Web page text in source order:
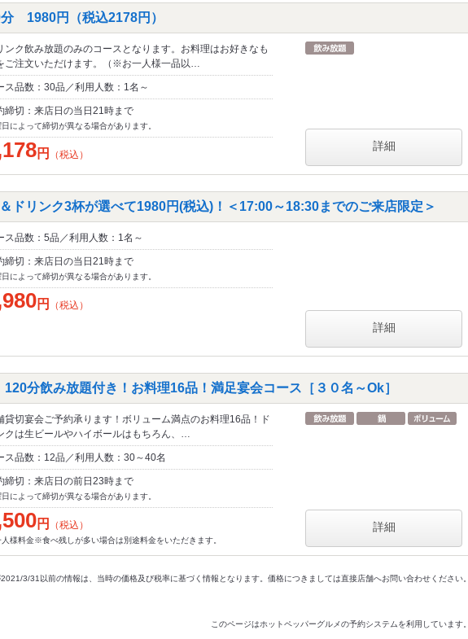
1980円（税込2178円）
ンク飲み放題のみのコースとなります。お料理はお好きなも
ご注文いただけます。（※お一人様一品以…
ス品数：30品／利用人数：1名～
締切：来店日の当日21時まで
によって締切が異なる場合があります。
円 （税込）
詳細
ドリンク3杯が選べて1980円(税込)！＜17:00～18:30までのご来店限定＞
ス品数：5品／利用人数：1名～
締切：来店日の当日21時まで
によって締切が異なる場合があります。
円 （税込）
詳細
120分飲み放題付き！お料理16品！満足宴会コース［３０名～Ok］
貸切宴会ご予約承ります！ボリューム満点のお料理16品！ド
クは生ビールやハイボールはもちろん、…
ス品数：12品／利用人数：30～40名
締切：来店日の前日23時まで
によって締切が異なる場合があります。
円 （税込）
人様料金※食べ残しが多い場合は別途料金をいただきます。
詳細
3/31以前の情報は、当時の価格及び税率に基づく情報となります。価格につきましては直接店舗へお問い合わせください。
このページはホットペッパーグルメの予約システムを利用しています。